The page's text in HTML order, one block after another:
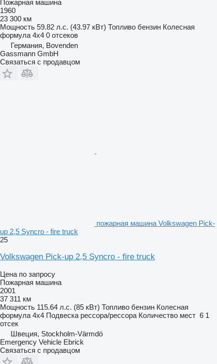
Пожарная машина
1960
23 300 км
Мощность 59.82 л.с. (43.97 кВт) Топливо бензин Колесная
формула 4x4 0 отсеков
Германия, Bovenden
Gassmann GmbH
Связаться с продавцом
пожарная машина Volkswagen Pick-
up 2,5 Syncro - fire truck
25
Volkswagen Pick-up 2,5 Syncro - fire truck
Цена по запросу
Пожарная машина
2001
37 311 км
Мощность 115.64 л.с. (85 кВт) Топливо бензин Колесная
формула 4x4 Подвеска рессора/рессора Количество мест 6 1
отсек
Швеция, Stockholm-Värmdö
Emergency Vehicle Ebrick
Связаться с продавцом